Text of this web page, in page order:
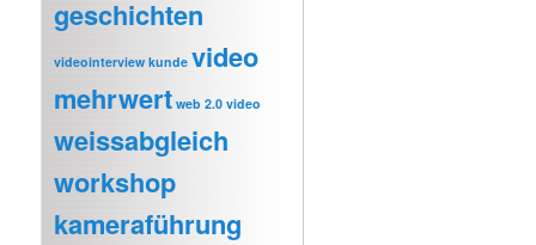
geschichten
videointerview kunde video
mehrwert web 2.0 video
weissabgleich
workshop
kameraführung